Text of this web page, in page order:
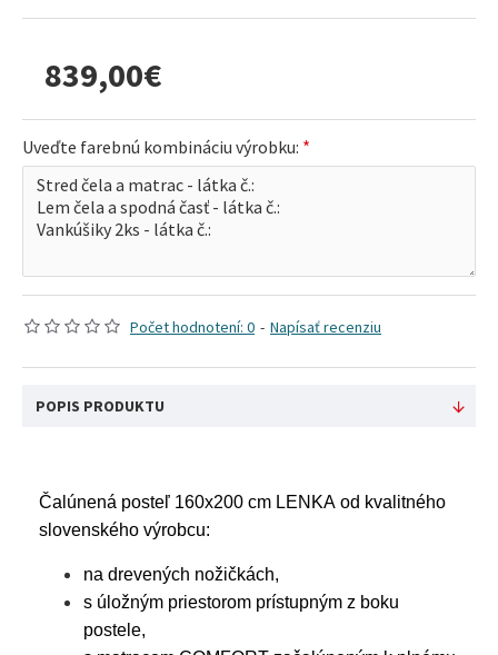
Počet hodnotení: 0 - Napísať recenziu
839,00€
Uveďte farebnú kombináciu výrobku:
POPIS PRODUKTU
Čalúnená posteľ 160x200 cm LENKA od kvalitného
slovenského výrobcu:
na drevených nožičkách,
s úložným priestorom prístupným z boku
postele,